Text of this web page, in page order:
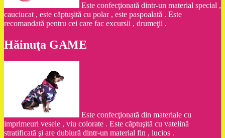
Este confecţionată dintr-un material special ,
cauciucat , este căptuşită cu polar , este paspoalată . Este
recomandată pentru cei care fac excursii , drumeţii .
Hăinuţa GAME
Este confecţionată din materiale cu
imprimeuri vesele , viu colorate . Este căptuşită cu vatelină
stratificată şi are dublură dintr-un material fin , lucios .